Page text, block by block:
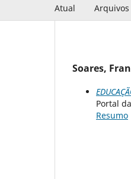
Atual Arquivos
Soares,
Portal
Resumo